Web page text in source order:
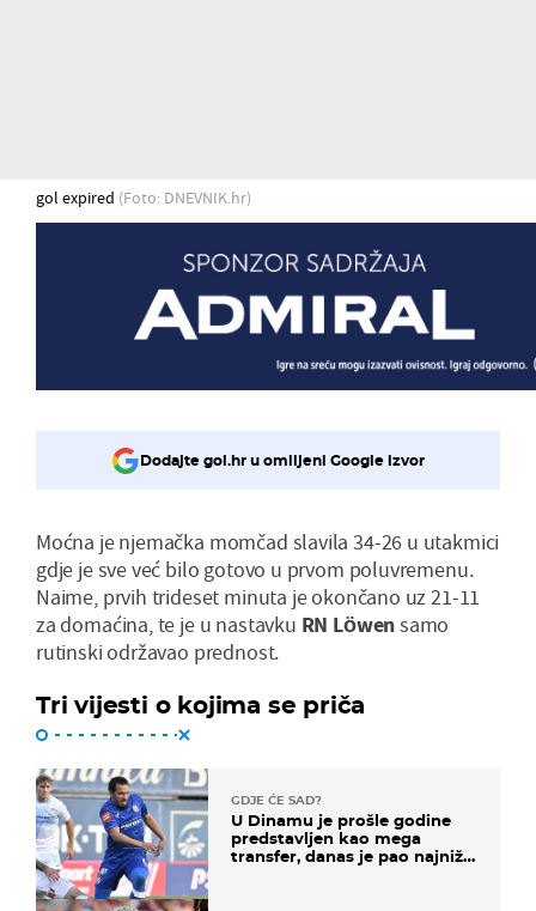
gol expired (Foto: DNEVNIK.hr)
Dodajte gol.hr u omiljeni Google izvor
Moćna je njemačka momčad slavila 34-26 u utakmici
gdje je sve već bilo gotovo u prvom poluvremenu.
Naime, prvih trideset minuta je okončano uz 21-11
za domaćina, te je u nastavku RN Löwensamo
rutinski održavao prednost.
Tri vijesti o kojima se priča
GDJE ĆE SAD?
U Dinamu je prošle godine
predstavljen kao mega
transfer, danas je pao najniže